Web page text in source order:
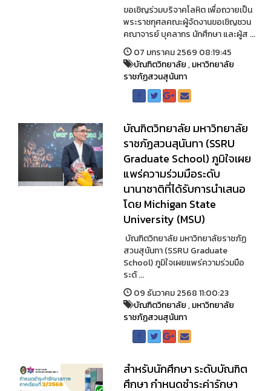
ขอเชิญร่วมบริจาคโลหิต เพื่อถวายเป็น
พระราชกุศลคณะผู้จัดงานขอเชิญชวน
คณาจารย์ บุคลากร นักศึกษา และผู้ส ...
07 มกราคม 2569 08:19:45
บัณฑิตวิทยาลัย,มหาวิทยาลัย
ราชภัฏสวนสุนันทา
บัณฑิตวิทยาลัย มหาวิทยาลัย
ราชภัฏสวนสุนันทา (SSRU
Graduate School) ภูมิใจเผย
แพร่ความร่วมมือระดับ
นานาชาติที่ได้รับการนำเสนอ
โดย Michigan State
University (MSU)
บัณฑิตวิทยาลัย มหาวิทยาลัยราชภัฏ
สวนสุนันทา (SSRU Graduate
School) ภูมิใจเผยแพร่ความร่วมมือ
ระดั ...
09 ธันวาคม 2568 11:00:23
บัณฑิตวิทยาลัย,มหาวิทยาลัย
ราชภัฏสวนสุนันทา
สำหรับนักศึกษา ระดับบัณฑิต
ศึกษา กำหนดชำระค่ารักษา